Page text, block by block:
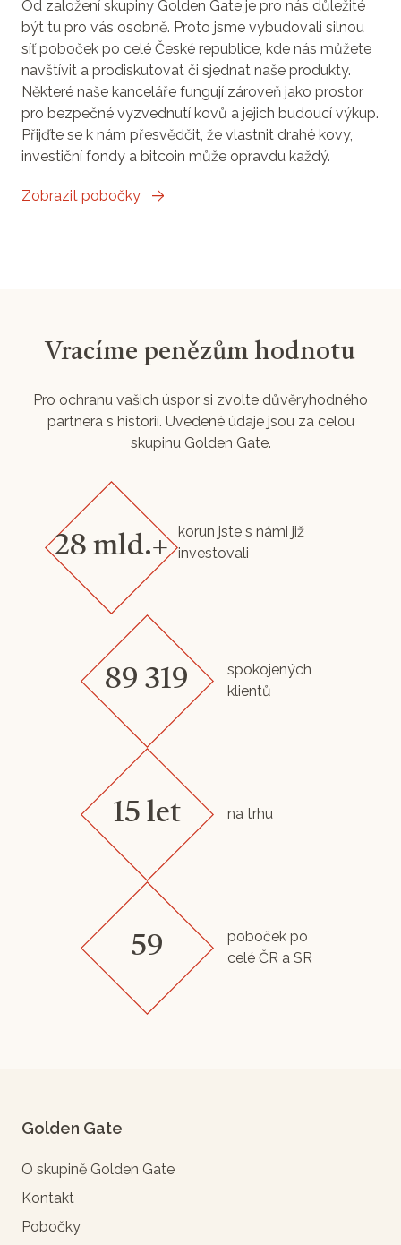
Od založení skupiny Golden Gate je pro nás důležité
být tu pro vás osobně. Proto jsme vybudovali silnou
síť poboček po celé České republice, kde nás můžete
navštívit a prodiskutovat či sjednat naše produkty.
Některé naše kanceláře fungují zároveň jako prostor
pro bezpečné vyzvednutí kovů a jejich budoucí výkup.
Přijďte se k nám přesvědčit, že vlastnit drahé kovy,
investiční fondy a bitcoin může opravdu každý.
Zobrazit pobočky
Vracíme penězům hodnotu
Pro ochranu vašich úspor si zvolte důvěryhodného
partnera s historií. Uvedené údaje jsou za celou
skupinu Golden Gate.
28 mld.+
korun jste s námi již
investovali
89 319
spokojených
klientů
15 let na trhu
59
poboček po
celé ČR a SR
Golden Gate
O skupině Golden Gate
Kontakt
Pobočky